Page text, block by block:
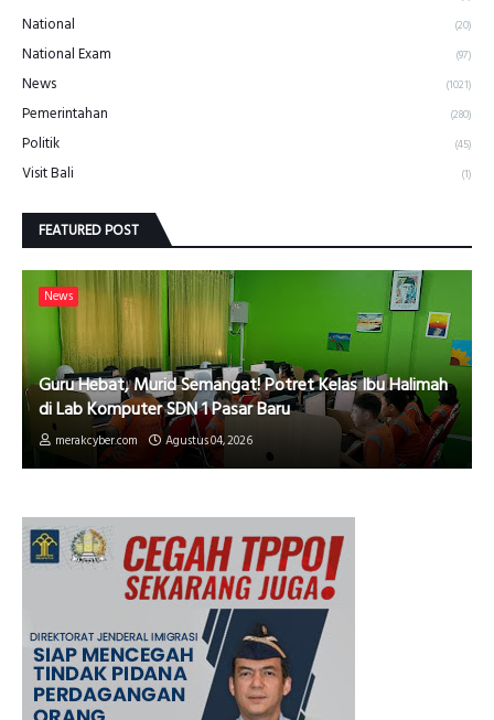
National (20)
National Exam (97)
News (1021)
Pemerintahan (280)
Politik (45)
Visit Bali (1)
FEATURED POST
News
Guru Hebat, Murid Semangat! Potret Kelas Ibu Halimah
di Lab Komputer SDN 1 Pasar Baru
merakcyber.com Agustus 04, 2026